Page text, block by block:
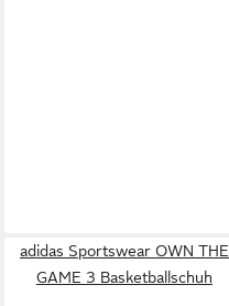
adidas Sportswear OWN THE
GAME 3 Basketballschuh